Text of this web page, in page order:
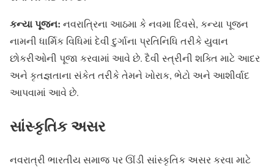
કન્યા પૂજન: નવરાત્રિના આઠમા કે નવમા દિવસે, કન્યા પૂજન
નામની ધાર્મિક વિધિમાં દેવી દુર્ગાના પ્રતિનિધિ તરીકે યુવાન
છોકરીઓની પૂજા કરવામાં આવે છે. દૈવી સ્ત્રીની શક્તિ માટે આદર
અને કૃતજ્ઞતાના સંકેત તરીકે તેમને ખોરાક, ભેટો અને આશીર્વાદ
આપવામાં આવે છે.
સાંસ્કૃતિક અસર
નવરાત્રી ભારતીય સમાજ પર ઊંડી સાંસ્કૃતિક અસર કરવા માટે